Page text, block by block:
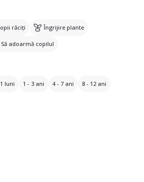
răciți Îngrijire plante
Să adoarmă copilul
luni 1 - 3 ani 4 - 7 ani 8 - 12 ani